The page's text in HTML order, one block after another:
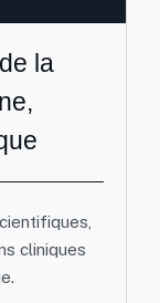
la
cliniques